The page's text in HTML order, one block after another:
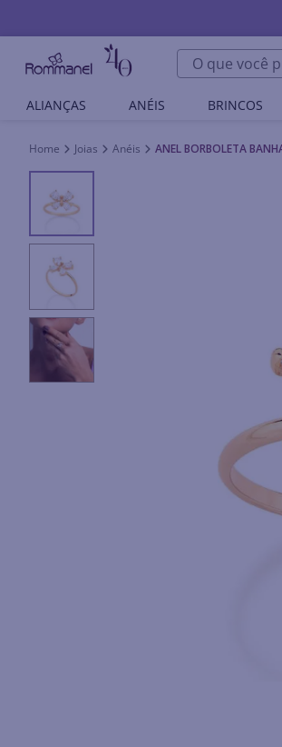
O que você
ALIANÇAS ANÉIS BRINCOS
Joias Anéis ANEL BORBOLETA